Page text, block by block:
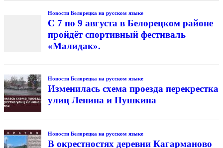
Новости Белорецка на русском языке
С 7 по 9 августа в Белорецком районе
пройдёт спортивный фестиваль
«Малидак».
Новости Белорецка на русском языке
Изменилась схема проезда перекрестка
улиц Ленина и Пушкина
Новости Белорецка на русском языке
В окрестностях деревни Кагарманово